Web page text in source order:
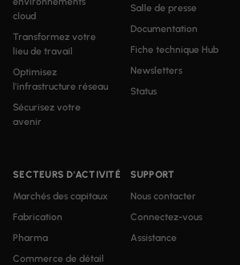
cloud
Transformez votre
lieu de travail
Optimisez
l'infrastructure réseau
Sécurisez votre
avenir
SECTEURS D'ACTIVITÉ
Marchés des capitaux
Fabrication
Pharma
Commerce de détail
Salle de presse
Documentation
Fiche technique Hub
Newsletters
Status
SUPPORT
Nous contacter
Connectez-vous
Assistance